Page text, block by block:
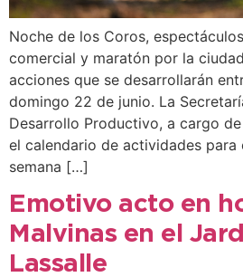
Noche de los Coros,
comercial y maratón por la
acciones que se desarrollarán
domingo 22 de junio. La
Desarrollo Productivo, a cargo
el calendario de actividades para
semana […]
Emotivo acto en
Malvinas en el
Lassalle